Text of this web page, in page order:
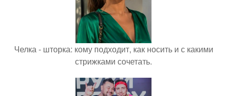
Челка - шторка: кому подходит, как носить и с какими
стрижками сочетать.